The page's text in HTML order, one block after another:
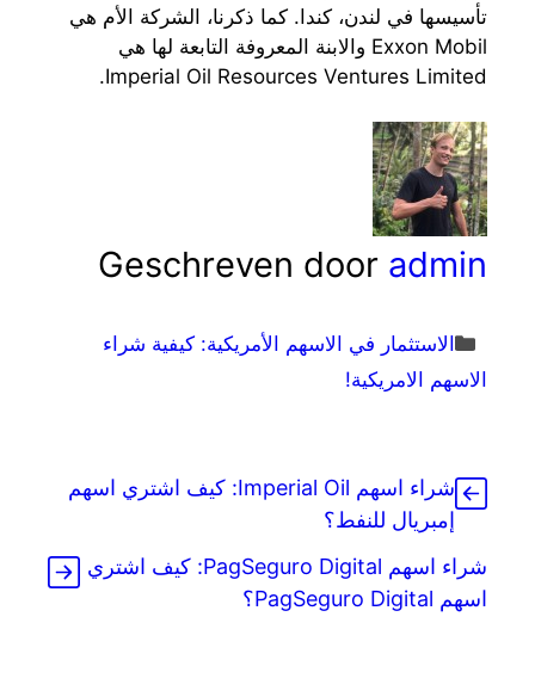
تأسيسها في لندن، كندا. كما ذكرنا، الشركة الأم هي
Exxon Mobil والابنة المعروفة التابعة لها هي
Imperial Oil Resources Ventures Limited.
Geschreven door admin
Categories
الاستثمار في الاسهم الأمريكية: كيفية شراء
الاسهم الامريكية!
شراء اسهم Imperial Oil: كيف اشتري اسهم
إمبريال للنفط؟
شراء اسهم PagSeguro Digital: كيف اشتري
اسهم PagSeguro Digital؟